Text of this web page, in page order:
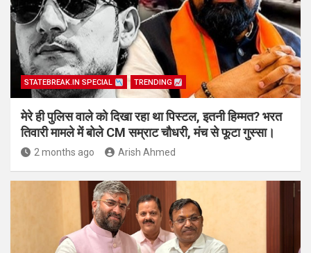
STATEBREAK.IN SPECIAL TRENDING
मेरे ही पुलिस वाले को दिखा रहा था पिस्टल, इतनी हिम्मत? भरत
तिवारी मामले में बोले CM सम्राट चौधरी, मंच से फूटा गुस्सा।
2 months ago Arish Ahmed